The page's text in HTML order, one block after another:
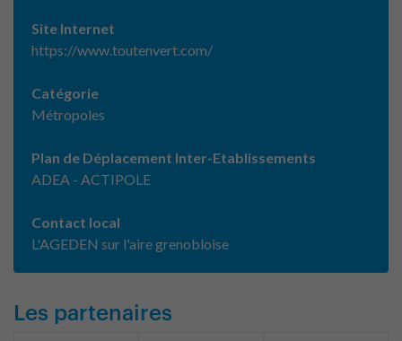
Site Internet
https://www.toutenvert.com/
Catégorie
Métropoles
Plan de Déplacement Inter-Etablissements
ADEA - ACTIPOLE
Contact local
L'AGEDEN sur l'aire grenobloise
Les partenaires